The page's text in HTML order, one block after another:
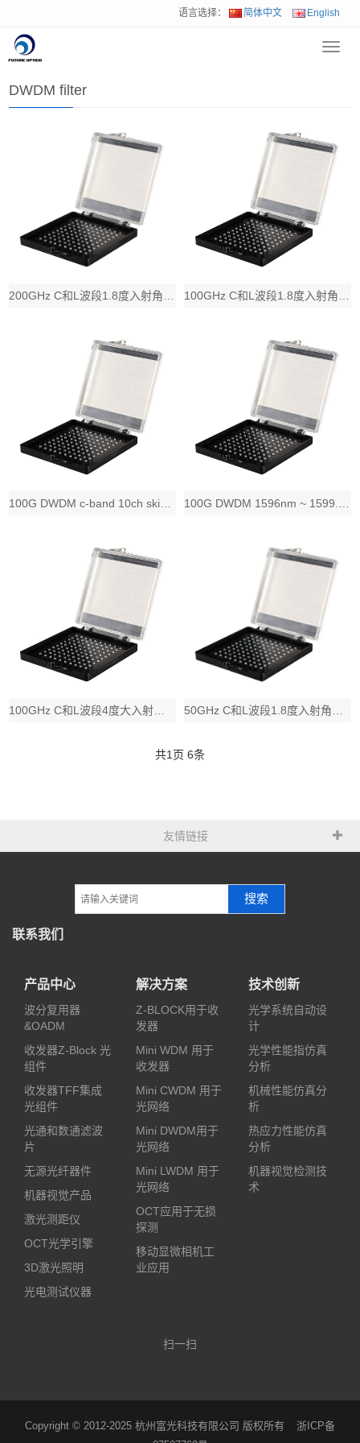
语言选择： 简体中文 English
首页
DWDM filter
100GHz C和L波段4度大入射角DWDM滤波片，带宽大于0.40nm或根据客 50GHz C和L波段1.8度入射角DWDM滤波片，带宽大于0.22nm或根据客
共1页 6条
友情链接
搜索
联系我们
产品中心
波分复用器
&OADM
收发器Z-Block 光
组件
收发器TFF集成
光组件
光通和数通滤波
片
无源光纤器件
机器视觉产品
激光测距仪
OCT光学引擎
3D激光照明
光电测试仪器
解决方案
Z-BLOCK用于收
发器
Mini WDM 用于
收发器
Mini CWDM 用于
光网络
Mini DWDM用于
光网络
Mini LWDM 用于
光网络
OCT应用于无损
探测
移动显微相机工
业应用
技术创新
光学系统自动设
计
光学性能指仿真
分析
机械性能仿真分
析
热应力性能仿真
分析
机器视觉检测技
术
扫一扫
Copyright © 2012-2025 杭州富光科技有限公司 版权所有
浙ICP备